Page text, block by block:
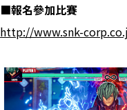
■報名參加比賽
http://www.snk-